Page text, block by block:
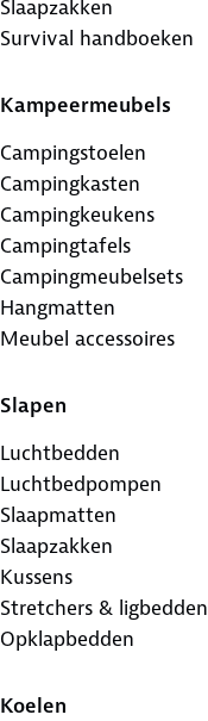
Slaapzakken
Survival handboeken
Kampeermeubels
Campingstoelen
Campingkasten
Campingkeukens
Campingtafels
Campingmeubelsets
Hangmatten
Meubel accessoires
Slapen
Luchtbedden
Luchtbedpompen
Slaapmatten
Slaapzakken
Kussens
Stretchers & ligbedden
Opklapbedden
Koelen